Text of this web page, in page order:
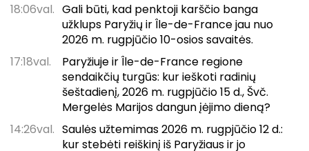
18:06val. Gali būti, kad penktoji karščio banga
užklups Paryžių ir Île-de-France jau nuo
2026 m. rugpjūčio 10-osios savaitės.
17:18val.
Paryžiuje ir Île-de-France regione
sendaikčių turgūs: kur ieškoti radinių
šeštadienį, 2026 m. rugpjūčio 15 d., Švč.
Mergelės Marijos dangun įėjimo dieną?
14:26val. Saulės užtemimas 2026 m. rugpjūčio 12 d.:
kur stebėti reiškinį iš Paryžiaus ir jo